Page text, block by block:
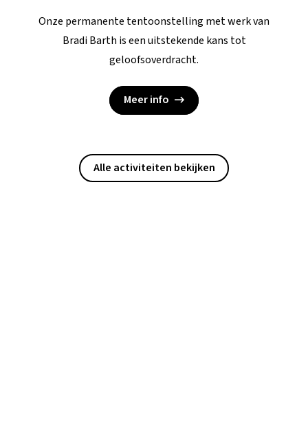
Onze permanente tentoonstelling met werk van
Bradi Barth is een uitstekende kans tot
geloofsoverdracht.
Meer info
Alle activiteiten bekijken